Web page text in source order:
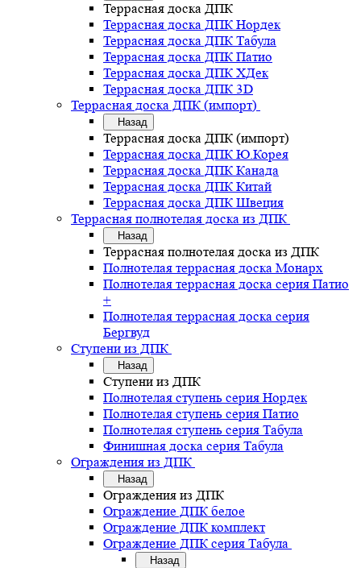
Террасная доска ДПК
Террасная доска ДПК Нордек
Террасная доска ДПК Табула
Террасная доска ДПК Патио
Террасная доска ДПК ХДек
Террасная доска ДПК 3D
Террасная доска ДПК (импорт)
Назад
Террасная доска ДПК (импорт)
Террасная доска ДПК Ю.Корея
Террасная доска ДПК Канада
Террасная доска ДПК Китай
Террасная доска ДПК Швеция
Террасная полнотелая доска из ДПК
Назад
Террасная полнотелая доска из ДПК
Полнотелая террасная доска Монарх
Полнотелая террасная доска серия Патио
+
Полнотелая террасная доска серия
Бергвуд
Ступени из ДПК
Назад
Ступени из ДПК
Полнотелая ступень серия Нордек
Полнотелая ступень серия Патио
Полнотелая ступень серия Табула
Финишная доска серия Табула
Ограждения из ДПК
Назад
Ограждения из ДПК
Ограждение ДПК белое
Ограждение ДПК комплект
Ограждение ДПК серия Табула
Назад